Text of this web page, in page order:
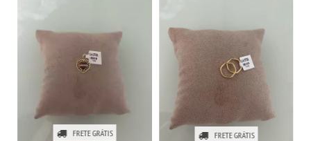
FRETE GRÁTIS FRETE GRÁTIS